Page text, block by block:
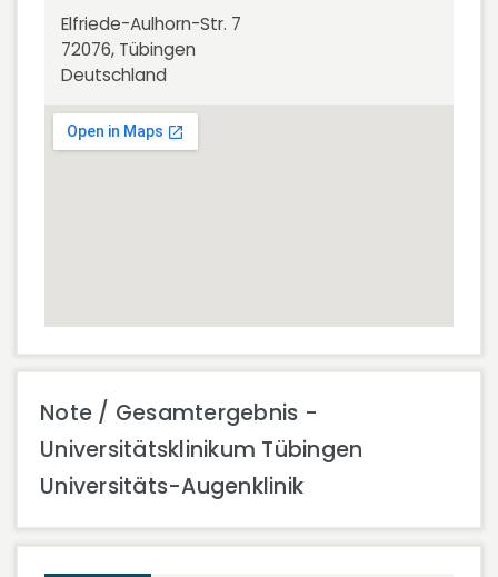
Elfriede-Aulhorn-Str. 7
72076, Tübingen
Deutschland
Note / Gesamtergebnis -
Universitätsklinikum Tübingen
Universitäts-Augenklinik